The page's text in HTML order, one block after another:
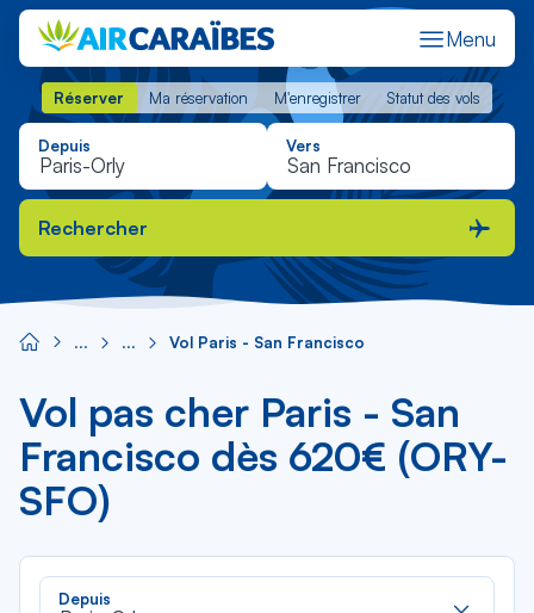
Menu
Réserver Ma réservation M'enregistrer Statut des vols
Réserver Ma réservation M'enregistrer Statut des vols
Depuis Vers
Rechercher
Vol Paris - San Francisco
Vol pas cher Paris - San
Francisco dès 620€ (ORY-
SFO)
Depuis